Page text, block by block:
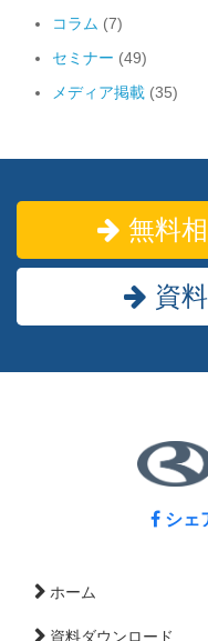
コラム (7)
セミナー (49)
メディア掲載 (35)
無料
資
シェ
ホーム
資料ダウンロード